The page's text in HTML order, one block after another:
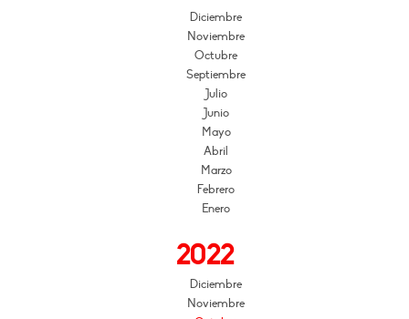
Diciembre
Noviembre
Octubre
Septiembre
Julio
Junio
Mayo
Abril
Marzo
Febrero
Enero
2022
Diciembre
Noviembre